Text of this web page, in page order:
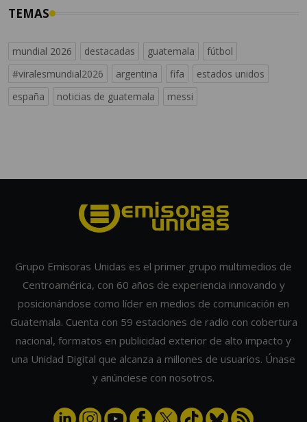
TEMAS
mundial 2026 destacadas guatemala
fútbol
#viralesmundial2026
argentina fifa
estados unidos
españa
noticias de guatemala messi
Grupo Emisoras Unidas es el primer grupo multimedios de
Centroamérica, con 60 años de experiencia innovando y
posicionándose como líder en medios de comunicación en
Guatemala. Cuenta con 59 estaciones de radio con cobertura
nacional, formatos en publicidad exterior de alto impacto y
una Unidad Digital que alcanza a millones de usuarios. Únase
y anúnciese con nosotros.